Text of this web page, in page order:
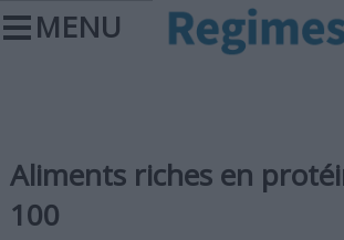
MENU
Aliments riches en
100